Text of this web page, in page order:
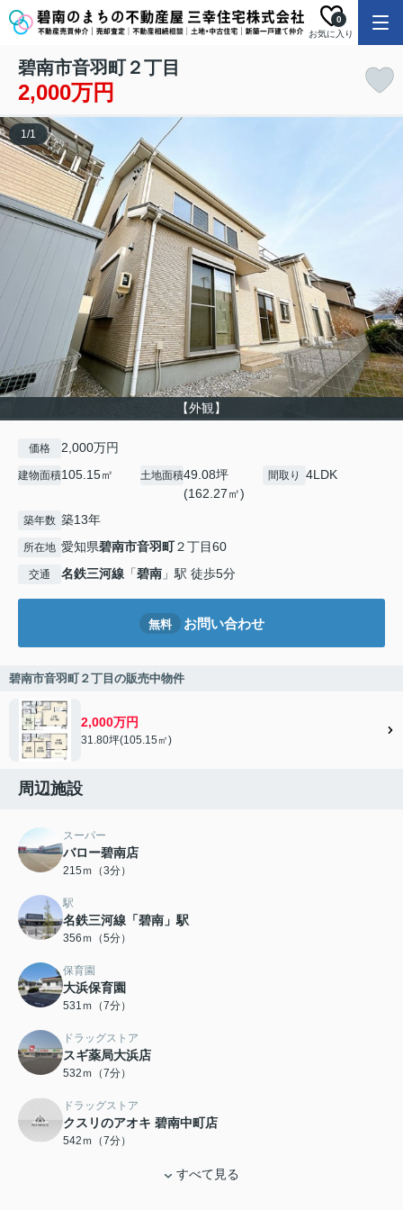
お気に入り
0
碧南市音羽町２丁目
2,000万円
【外観】
1/1
価格 2,000万円
建物面積105.15㎡ 土地面積49.08坪
(162.27㎡)
間取り 4LDK
築年数 築13年
所在地 愛知県碧南市音羽町２丁目60
交通 名鉄三河線 「碧南 」駅 徒歩5分
無料 お問い合わせ
碧南市音羽町２丁目の販売中物件
2,000万円
31.80坪(105.15㎡)
周辺施設
スーパー
バロー碧南店
215ｍ（3分）
駅
名鉄三河線「碧南」駅
356ｍ（5分）
保育園
大浜保育園
531ｍ（7分）
ドラッグストア
スギ薬局大浜店
532ｍ（7分）
ドラッグストア
クスリのアオキ 碧南中町店
542ｍ（7分）
すべて見る